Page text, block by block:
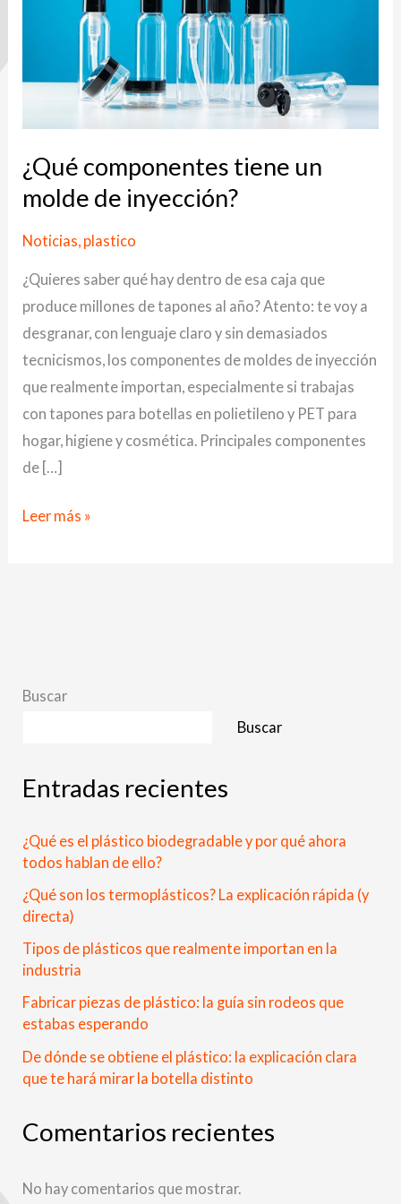
¿Qué componentes tiene un
molde de inyección?
Noticias, plastico
¿Quieres saber qué hay dentro de esa caja que
produce millones de tapones al año? Atento: te voy a
desgranar, con lenguaje claro y sin demasiados
tecnicismos, los componentes de moldes de inyección
que realmente importan, especialmente si trabajas
con tapones para botellas en polietileno y PET para
hogar, higiene y cosmética. Principales componentes
de […]
inyección?
Leer más »
Buscar
Buscar
Entradas recientes
¿Qué es el plástico biodegradable y por qué ahora
todos hablan de ello?
¿Qué son los termoplásticos? La explicación rápida (y
directa)
Tipos de plásticos que realmente importan en la
industria
Fabricar piezas de plástico: la guía sin rodeos que
estabas esperando
De dónde se obtiene el plástico: la explicación clara
que te hará mirar la botella distinto
Comentarios recientes
No hay comentarios que mostrar.